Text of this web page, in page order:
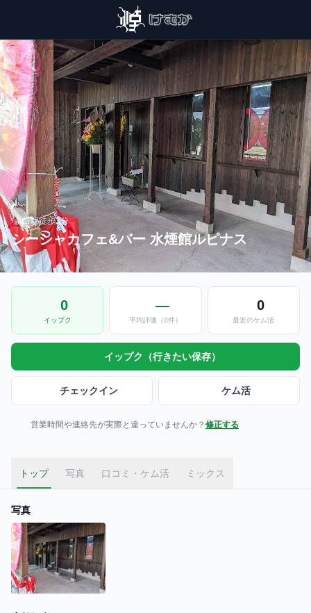
›森田駅徒歩3分
シーシャカフェ&バー 水煙館ルピナス
0
イップク
—
平均評価（0件）
0
最近のケム活
イップク（行きたい保存）
チェックイン ケム活
営業時間や連絡先が実際と違っていませんか？ 修正する
トップ 写真 口コミ・ケム活 ミックス
写真